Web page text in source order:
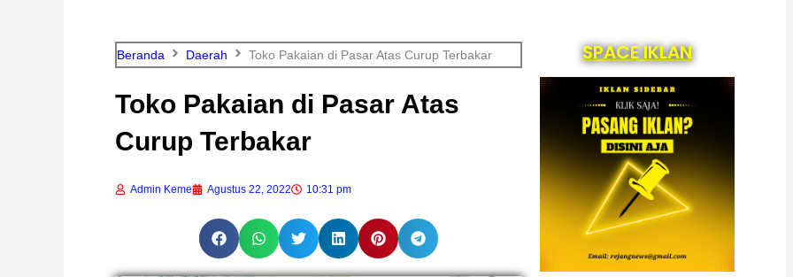
Beranda Daerah Toko Pakaian di Pasar Atas Curup Terbakar
Toko Pakaian di Pasar Atas
Curup Terbakar
Admin Keme Agustus 22, 2022 10:31 pm
SPACE IKLAN